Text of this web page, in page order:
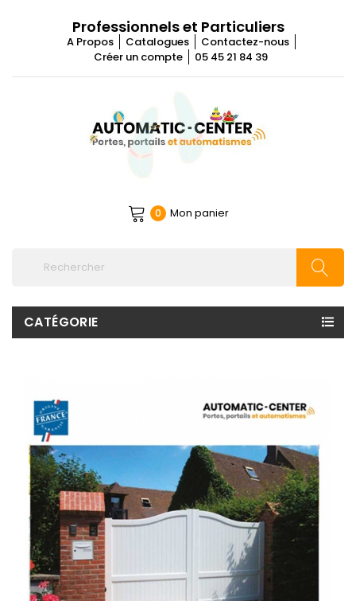
Professionnels et Particuliers
A Propos Catalogues
Contactez-nous
Créer un compte
05 45 21 84 39
0 Mon panier
CATÉGORIE